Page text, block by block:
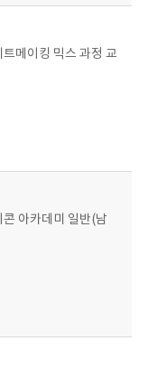
메이킹 믹스 과정 교
아카데미 일반(남